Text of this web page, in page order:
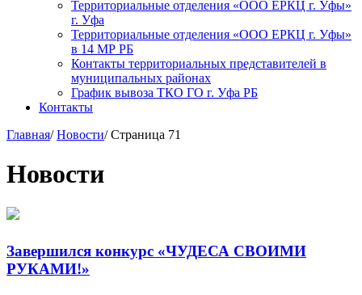
Территориальные отделения «ООО ЕРКЦ г. Уфы»
г. Уфа
Территориальные отделения «ООО ЕРКЦ г. Уфы»
в 14 МР РБ
Контакты территориальных представителей в
муниципальных районах
График вывоза ТКО ГО г. Уфа РБ
Контакты
Главная/ Новости/Страница 71
Новости
Завершился конкурс «ЧУДЕСА СВОИМИ
РУКАМИ!»